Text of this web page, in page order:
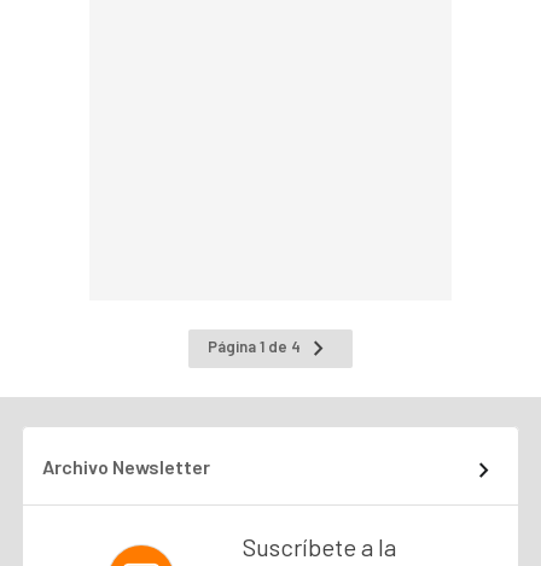
Página 1 de 4
a
Archivo Newsletter
Suscríbete a la